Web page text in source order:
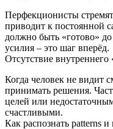
Перфекционисты
приводит к постоянной
должно быть «готово»
усилия – это шаг вперёд.
Отсутствие внутреннего
Когда человек не видит
принимать решения.
целей или
счастливыми.
Как распознать patterns и